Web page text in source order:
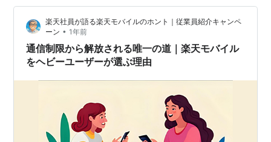
えましたし、蔦屋がパイオニアのポイント付与のシステ
ムもカードレス化で本当にたくさんのお得が貰え…
楽天社員が語る楽天モバイルのホント｜従業員紹介キャンペ
ーン • 1年前
通信制限から解放される唯一の道｜楽天モバイル
をヘビーユーザーが選ぶ理由